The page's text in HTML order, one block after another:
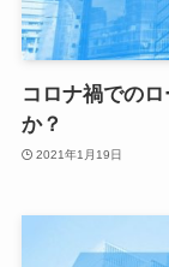
コロナ禍での
か？
2021年1月19日